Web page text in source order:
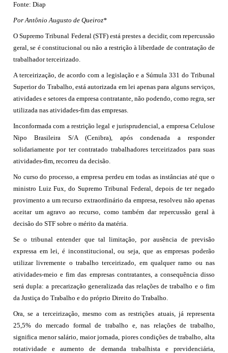
Fonte: Diap
Por Antônio Augusto de Queiroz*
O Supremo Tribunal Federal (STF) está prestes a decidir, com repercussão
geral, se é constitucional ou não a restrição à liberdade de contratação de
trabalhador terceirizado.
A terceirização, de acordo com a legislação e a Súmula 331 do Tribunal
Superior do Trabalho, está autorizada em lei apenas para alguns serviços,
atividades e setores da empresa contratante, não podendo, como regra, ser
utilizada nas atividades-fim das empresas.
Inconformada com a restrição legal e jurisprudencial, a empresa Celulose
Nipo Brasileira S/A (Cenibra), após condenada a responder
solidariamente por ter contratado trabalhadores terceirizados para suas
atividades-fim, recorreu da decisão.
No curso do processo, a empresa perdeu em todas as instâncias até que o
ministro Luiz Fux, do Supremo Tribunal Federal, depois de ter negado
provimento a um recurso extraordinário da empresa, resolveu não apenas
aceitar um agravo ao recurso, como também dar repercussão geral à
decisão do STF sobre o mérito da matéria.
Se o tribunal entender que tal limitação, por ausência de previsão
expressa em lei, é inconstitucional, ou seja, que as empresas poderão
utilizar livremente o trabalho terceirizado, em qualquer ramo ou nas
atividades-meio e fim das empresas contratantes, a consequência disso
será dupla: a precarização generalizada das relações de trabalho e o fim
da Justiça do Trabalho e do próprio Direito do Trabalho.
Ora, se a terceirização, mesmo com as restrições atuais, já representa
25,5% do mercado formal de trabalho e, nas relações de trabalho,
significa menor salário, maior jornada, piores condições de trabalho, alta
rotatividade e aumento de demanda trabalhista e previdenciária,